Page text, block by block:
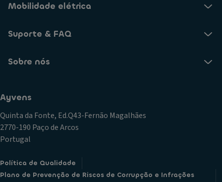
Mobilidade elétrica
Suporte & FAQ
Sobre nós
Ayvens
Quinta da Fonte, Ed.Q43-Fernão Magalhães
2770-190 Paço de Arcos
Portugal
Política de Qualidade
Plano de Prevenção de Riscos de Corrupção e Infrações